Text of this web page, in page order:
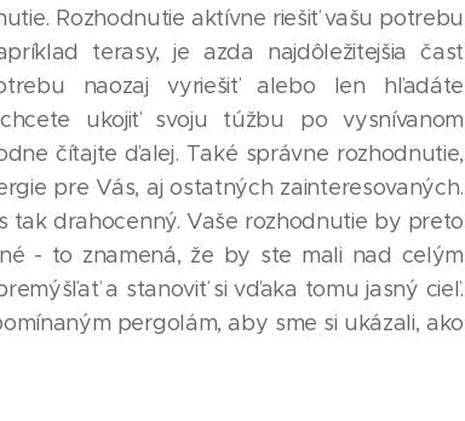
Rozhodnutie aktívne riešiť vašu potrebu
terasy, je azda najdôležitejšia časť
naozaj vyriešiť alebo len hľadáte
ukojiť svoju túžbu po vysnívanom
čítajte ďalej. Také správne rozhodnutie,
pre Vás, aj ostatných zainteresovaných.
tak drahocenný. Vaše rozhodnutie by preto
- to znamená, že by ste mali nad celým
a stanoviť si vďaka tomu jasný cieľ.
pergolám, aby sme si ukázali, ako